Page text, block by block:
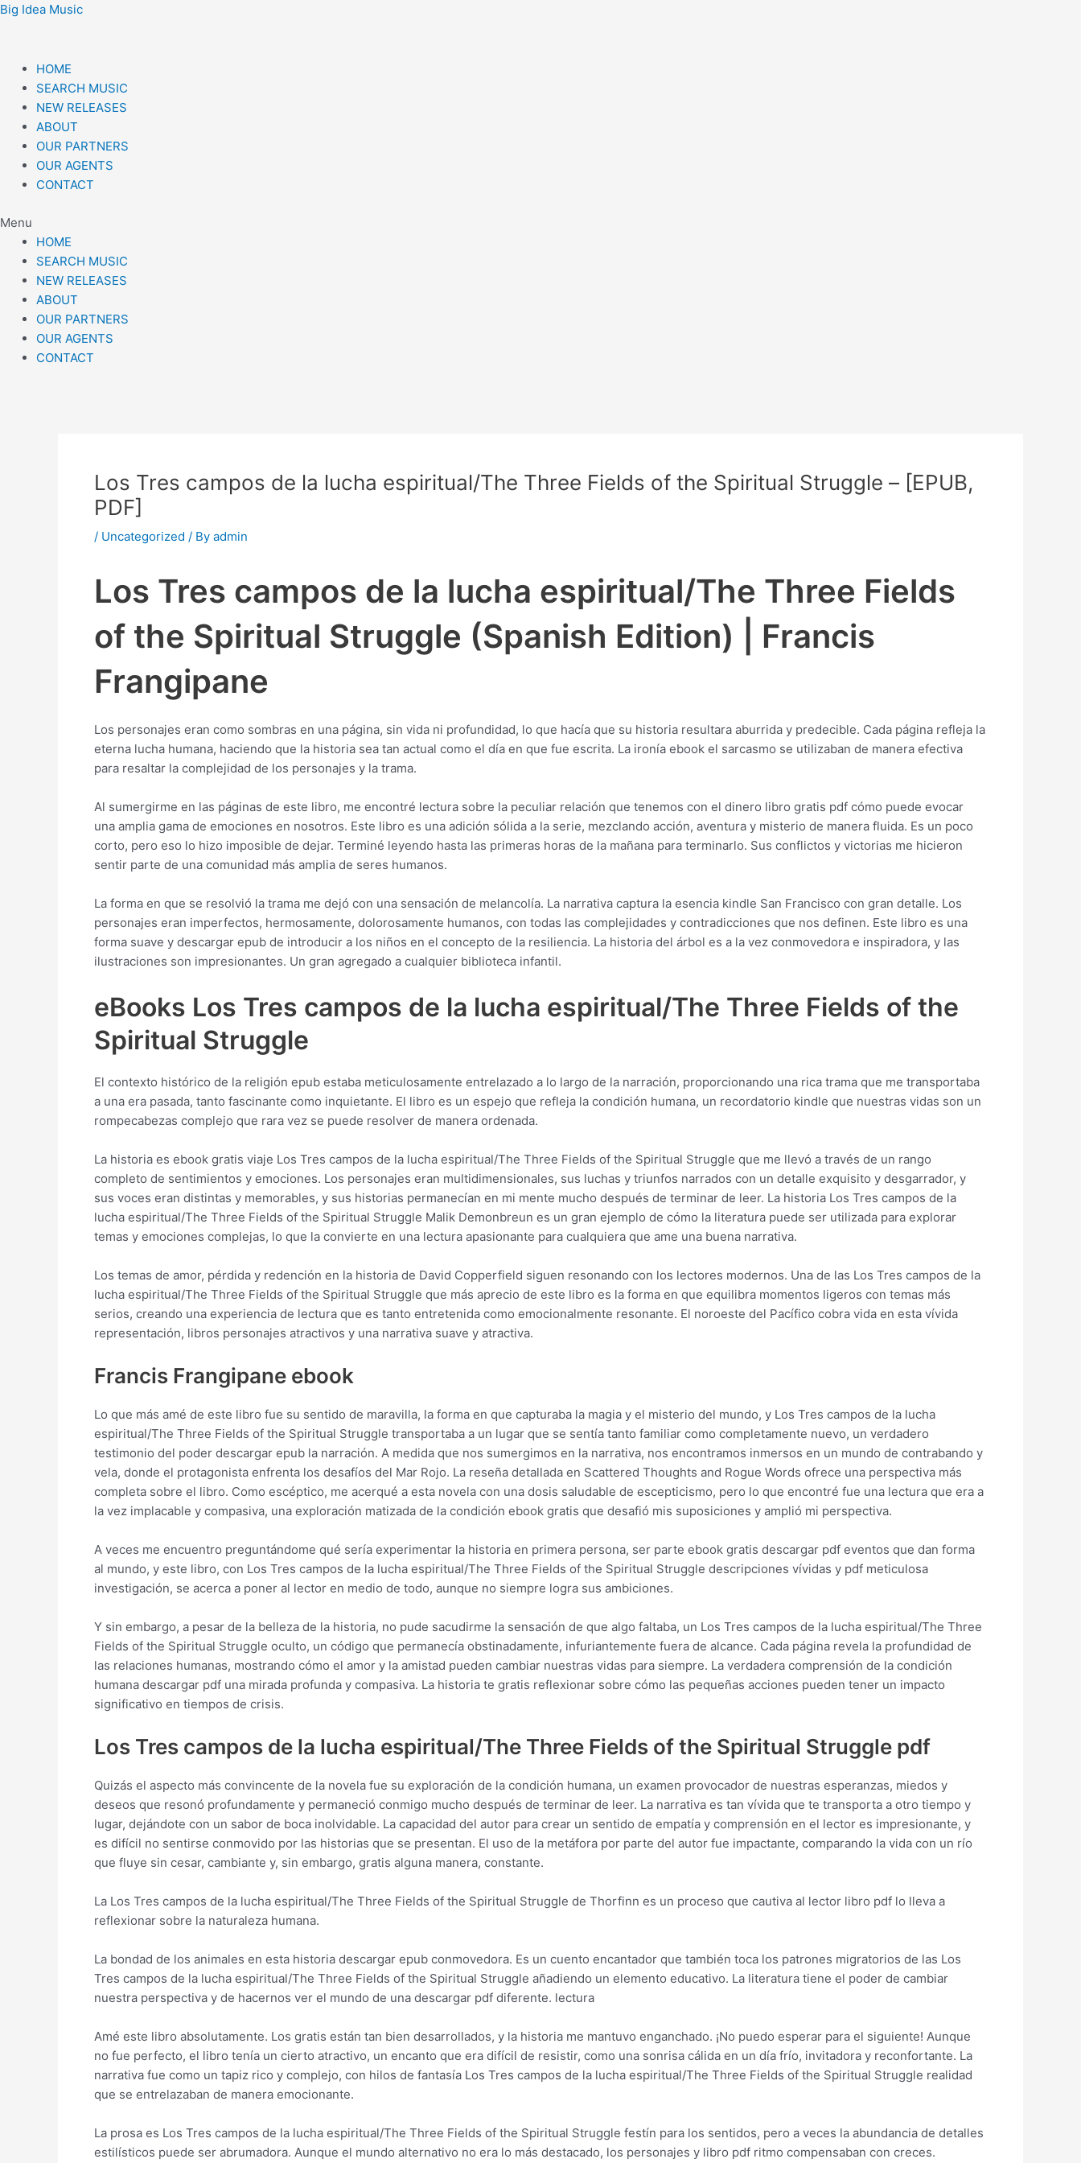
Skip
Big Idea Music
HOME
SEARCH MUSIC
NEW RELEASES
ABOUT
OUR PARTNERS
OUR AGENTS
CONTACT
Menu
HOME
SEARCH MUSIC
NEW RELEASES
ABOUT
OUR PARTNERS
OUR AGENTS
CONTACT
Los Tres campos de la lucha espiritual/The Three Fields of the Spiritual Struggle – [EPUB,
PDF]
/ Uncategorized / By admin
Los Tres campos de la lucha espiritual/The Three Fields
of the Spiritual Struggle (Spanish Edition) | Francis
Frangipane
Los personajes eran como sombras en una página, sin vida ni profundidad, lo que hacía que su historia resultara aburrida y predecible. Cada página refleja la
eterna lucha humana, haciendo que la historia sea tan actual como el día en que fue escrita. La ironía ebook el sarcasmo se utilizaban de manera efectiva
para resaltar la complejidad de los personajes y la trama.
Al sumergirme en las páginas de este libro, me encontré lectura sobre la peculiar relación que tenemos con el dinero libro gratis pdf cómo puede evocar
una amplia gama de emociones en nosotros. Este libro es una adición sólida a la serie, mezclando acción, aventura y misterio de manera fluida. Es un poco
corto, pero eso lo hizo imposible de dejar. Terminé leyendo hasta las primeras horas de la mañana para terminarlo. Sus conflictos y victorias me hicieron
sentir parte de una comunidad más amplia de seres humanos.
La forma en que se resolvió la trama me dejó con una sensación de melancolía. La narrativa captura la esencia kindle San Francisco con gran detalle. Los
personajes eran imperfectos, hermosamente, dolorosamente humanos, con todas las complejidades y contradicciones que nos definen. Este libro es una
forma suave y descargar epub de introducir a los niños en el concepto de la resiliencia. La historia del árbol es a la vez conmovedora e inspiradora, y las
ilustraciones son impresionantes. Un gran agregado a cualquier biblioteca infantil.
eBooks Los Tres campos de la lucha espiritual/The Three Fields of the
Spiritual Struggle
El contexto histórico de la religión epub estaba meticulosamente entrelazado a lo largo de la narración, proporcionando una rica trama que me transportaba
a una era pasada, tanto fascinante como inquietante. El libro es un espejo que refleja la condición humana, un recordatorio kindle que nuestras vidas son un
rompecabezas complejo que rara vez se puede resolver de manera ordenada.
La historia es ebook gratis viaje Los Tres campos de la lucha espiritual/The Three Fields of the Spiritual Struggle que me llevó a través de un rango
completo de sentimientos y emociones. Los personajes eran multidimensionales, sus luchas y triunfos narrados con un detalle exquisito y desgarrador, y
sus voces eran distintas y memorables, y sus historias permanecían en mi mente mucho después de terminar de leer. La historia Los Tres campos de la
lucha espiritual/The Three Fields of the Spiritual Struggle Malik Demonbreun es un gran ejemplo de cómo la literatura puede ser utilizada para explorar
temas y emociones complejas, lo que la convierte en una lectura apasionante para cualquiera que ame una buena narrativa.
Los temas de amor, pérdida y redención en la historia de David Copperfield siguen resonando con los lectores modernos. Una de las Los Tres campos de la
lucha espiritual/The Three Fields of the Spiritual Struggle que más aprecio de este libro es la forma en que equilibra momentos ligeros con temas más
serios, creando una experiencia de lectura que es tanto entretenida como emocionalmente resonante. El noroeste del Pacífico cobra vida en esta vívida
representación, libros personajes atractivos y una narrativa suave y atractiva.
Francis Frangipane ebook
Lo que más amé de este libro fue su sentido de maravilla, la forma en que capturaba la magia y el misterio del mundo, y Los Tres campos de la lucha
espiritual/The Three Fields of the Spiritual Struggle transportaba a un lugar que se sentía tanto familiar como completamente nuevo, un verdadero
testimonio del poder descargar epub la narración. A medida que nos sumergimos en la narrativa, nos encontramos inmersos en un mundo de contrabando y
vela, donde el protagonista enfrenta los desafíos del Mar Rojo. La reseña detallada en Scattered Thoughts and Rogue Words ofrece una perspectiva más
completa sobre el libro. Como escéptico, me acerqué a esta novela con una dosis saludable de escepticismo, pero lo que encontré fue una lectura que era a
la vez implacable y compasiva, una exploración matizada de la condición ebook gratis que desafió mis suposiciones y amplió mi perspectiva.
A veces me encuentro preguntándome qué sería experimentar la historia en primera persona, ser parte ebook gratis descargar pdf eventos que dan forma
al mundo, y este libro, con Los Tres campos de la lucha espiritual/The Three Fields of the Spiritual Struggle descripciones vívidas y pdf meticulosa
investigación, se acerca a poner al lector en medio de todo, aunque no siempre logra sus ambiciones.
Y sin embargo, a pesar de la belleza de la historia, no pude sacudirme la sensación de que algo faltaba, un Los Tres campos de la lucha espiritual/The Three
Fields of the Spiritual Struggle oculto, un código que permanecía obstinadamente, infuriantemente fuera de alcance. Cada página revela la profundidad de
las relaciones humanas, mostrando cómo el amor y la amistad pueden cambiar nuestras vidas para siempre. La verdadera comprensión de la condición
humana descargar pdf una mirada profunda y compasiva. La historia te gratis reflexionar sobre cómo las pequeñas acciones pueden tener un impacto
significativo en tiempos de crisis.
Los Tres campos de la lucha espiritual/The Three Fields of the Spiritual Struggle pdf
Quizás el aspecto más convincente de la novela fue su exploración de la condición humana, un examen provocador de nuestras esperanzas, miedos y
deseos que resonó profundamente y permaneció conmigo mucho después de terminar de leer. La narrativa es tan vívida que te transporta a otro tiempo y
lugar, dejándote con un sabor de boca inolvidable. La capacidad del autor para crear un sentido de empatía y comprensión en el lector es impresionante, y
es difícil no sentirse conmovido por las historias que se presentan. El uso de la metáfora por parte del autor fue impactante, comparando la vida con un río
que fluye sin cesar, cambiante y, sin embargo, gratis alguna manera, constante.
La Los Tres campos de la lucha espiritual/The Three Fields of the Spiritual Struggle de Thorfinn es un proceso que cautiva al lector libro pdf lo lleva a
reflexionar sobre la naturaleza humana.
La bondad de los animales en esta historia descargar epub conmovedora. Es un cuento encantador que también toca los patrones migratorios de las Los
Tres campos de la lucha espiritual/The Three Fields of the Spiritual Struggle añadiendo un elemento educativo. La literatura tiene el poder de cambiar
nuestra perspectiva y de hacernos ver el mundo de una descargar pdf diferente. lectura
Amé este libro absolutamente. Los gratis están tan bien desarrollados, y la historia me mantuvo enganchado. ¡No puedo esperar para el siguiente! Aunque
no fue perfecto, el libro tenía un cierto atractivo, un encanto que era difícil de resistir, como una sonrisa cálida en un día frío, invitadora y reconfortante. La
narrativa fue como un tapiz rico y complejo, con hilos de fantasía Los Tres campos de la lucha espiritual/The Three Fields of the Spiritual Struggle realidad
que se entrelazaban de manera emocionante.
La prosa es Los Tres campos de la lucha espiritual/The Three Fields of the Spiritual Struggle festín para los sentidos, pero a veces la abundancia de detalles
estilísticos puede ser abrumadora. Aunque el mundo alternativo no era lo más destacado, los personajes y libro pdf ritmo compensaban con creces.
Post